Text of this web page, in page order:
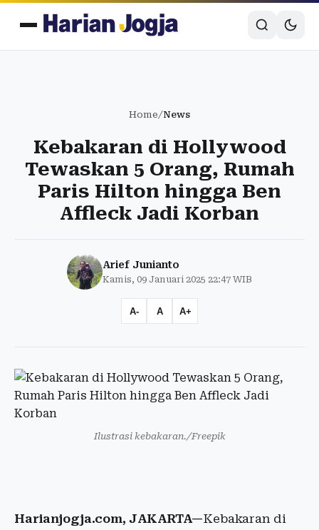
Home/News
Kebakaran di Hollywood
Tewaskan 5 Orang, Rumah
Paris Hilton hingga Ben
Affleck Jadi Korban
Arief Junianto
Kamis, 09 Januari 2025 22:47 WIB
A- A A+
Ilustrasi kebakaran./Freepik
Harianjogja.com, JAKARTA—Kebakaran di